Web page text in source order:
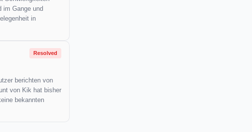
im Gange und
in
Resolved
berichten von
von Kik hat bisher
bekannten